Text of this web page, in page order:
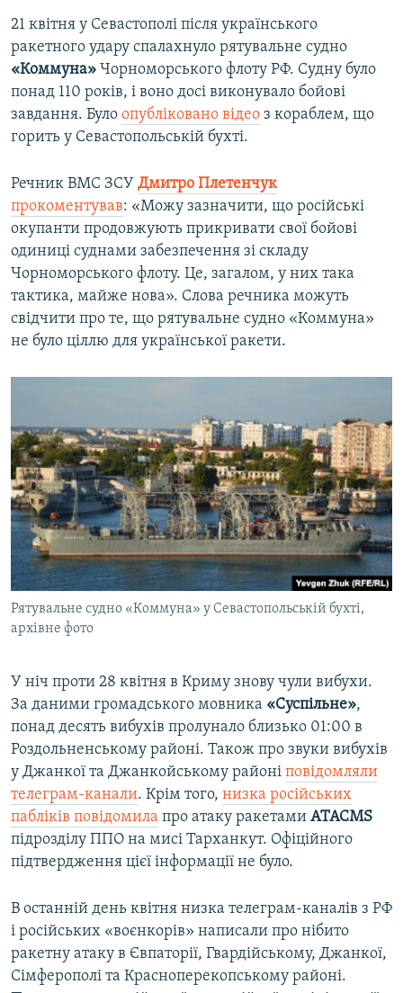
21 квітня у Севастополі після українського
ракетного удару спалахнуло рятувальне судно
«Коммуна» Чорноморського флоту РФ. Судну було
понад 110 років, і воно досі виконувало бойові
завдання. Було опубліковано відео з кораблем, що
горить у Севастопольській бухті.
Речник ВМС ЗСУ Дмитро Плетенчук
прокоментував: «Можу зазначити, що російські
окупанти продовжують прикривати свої бойові
одиниці суднами забезпечення зі складу
Чорноморського флоту. Це, загалом, у них така
тактика, майже нова». Слова речника можуть
свідчити про те, що рятувальне судно «Коммуна»
не було ціллю для української ракети.
Рятувальне судно «Коммуна» у Севастопольській бухті,
архівне фото
У ніч проти 28 квітня в Криму знову чули вибухи.
За даними громадського мовника «Суспільне»,
понад десять вибухів пролунало близько 01:00 в
Роздольненському районі. Також про звуки вибухів
у Джанкої та Джанкойському районі повідомляли
телеграм-канали. Крім того, низка російських
пабліків повідомила про атаку ракетами ATACMS
підрозділу ППО на мисі Тарханкут. Офіційного
підтвердження цієї інформації не було.
В останній день квітня низка телеграм-каналів з РФ
і російських «воєнкорів» написали про нібито
ракетну атаку в Євпаторії, Гвардійському, Джанкої,
Сімферополі та Красноперекопському районі.